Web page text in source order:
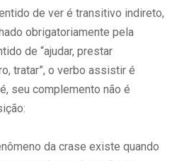
de ver é transitivo indireto,
obrigatoriamente pela
de “ajudar, prestar
tratar”, o verbo assistir é
seu complemento não é
da crase existe quando